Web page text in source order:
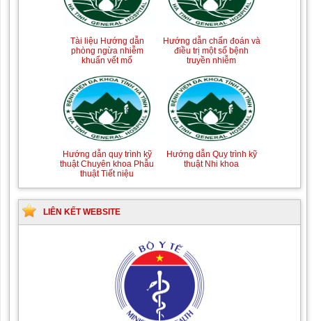
Tài liệu Hướng dẫn
phòng ngừa nhiễm
khuẩn vết mổ
Hướng dẫn chẩn đoán và
điều trị một số bệnh
truyền nhiễm
Hướng dẫn quy trình kỹ
thuật Chuyên khoa Phẫu
thuật Tiết niệu
Hướng dẫn Quy trình kỹ
thuật Nhi khoa
LIÊN KẾT WEBSITE